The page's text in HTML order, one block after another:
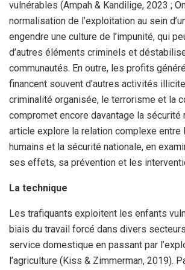
vulnérables (Ampah & Kandilige, 2023 ;
normalisation de l’exploitation au sein
engendre une culture de l’impunité, qui
d’autres éléments criminels et
communautés. En outre, les profits
financent souvent d’autres activités
criminalité organisée, le terrorisme et la
compromet encore davantage la sécurité
article explore la relation complexe entre
humains et la sécurité nationale, en
ses effets, sa prévention et les
La technique
Les trafiquants exploitent les enfants
biais du travail forcé dans divers
service domestique en passant par
l’agriculture (Kiss & Zimmerman, 2019).